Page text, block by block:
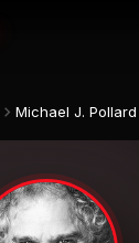
Michael J. Pollard